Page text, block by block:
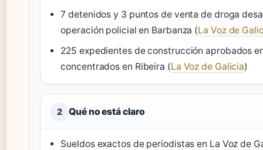
7 detenidos y 3 puntos de venta de droga
operación policial en Barbanza (La Voz de
225 expedientes de construcción aprobados
concentrados en Ribeira (La Voz de Galicia)
2 Qué no está claro
Sueldos exactos de periodistas en La Voz de